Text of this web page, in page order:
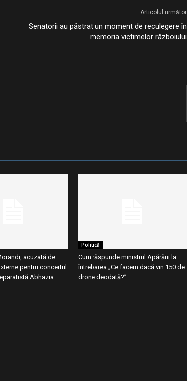
Articolul următor
Senatorii au păstrat un moment de reculegere în
memoria victimelor războiului
acuzată de
pentru concertul
Abhazia
Politică
Cum răspunde ministrul Apărării la
întrebarea „Ce facem dacă vin 150 de
drone deodată?”